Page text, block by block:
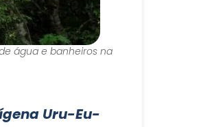
água e banheiros na
Uru-Eu-